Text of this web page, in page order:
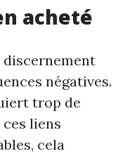
acheté
discernement
négatives.
trop de
liens
cela